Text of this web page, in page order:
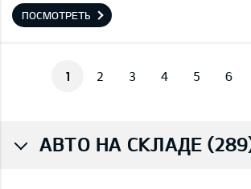
ПОСМОТРЕТЬ
1 2 3 4 5 6
АВТО НА СКЛАДЕ